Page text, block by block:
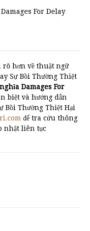
For Delay
hơn về thuật ngữ
Sự Bồi Thường Thiệt
Damages For
biệt và hướng dẫn
Bồi Thường Thiệt Hại
để tra cứu thông
nhật liên tục